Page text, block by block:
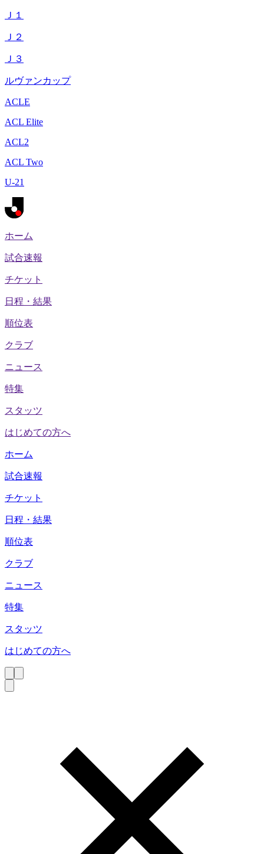
Ｊ１
Ｊ２
Ｊ３
ルヴァンカップ
ACLE
ACL Elite
ACL2
ACL Two
U-21
ホーム
試合速報
チケット
日程・結果
順位表
クラブ
ニュース
特集
スタッツ
はじめての方へ
ホーム
試合速報
チケット
日程・結果
順位表
クラブ
ニュース
特集
スタッツ
はじめての方へ